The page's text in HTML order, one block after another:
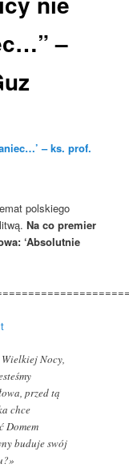
–
– ks. prof.
polskiego
Na co premier
‘Absolutnie
Nocy,
przed tą
chce
Domem
buduje swój